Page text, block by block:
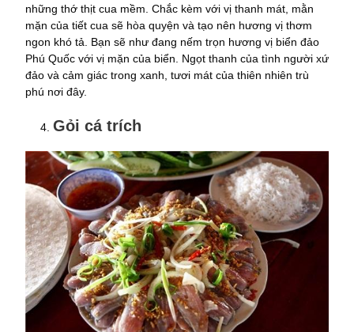
những thớ thịt cua mềm. Chắc kèm với vị thanh mát, mằn
mặn của tiết cua sẽ hòa quyện và tạo nên hương vị thơm
ngon khó tả. Bạn sẽ như đang nếm trọn hương vị biển đảo
Phú Quốc với vị mặn của biển. Ngọt thanh của tình người xứ
đảo và cảm giác trong xanh, tươi mát của thiên nhiên trù
phú nơi đây.
Gỏi cá trích